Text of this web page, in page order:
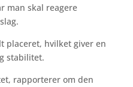
man skal reagere
placeret, hvilket giver en
stabilitet.
rapporterer om den